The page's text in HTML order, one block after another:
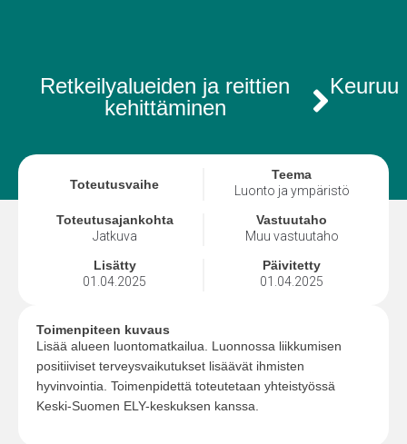
Retkeilyalueiden ja reittien
kehittäminen
Keuruu
Toteutusvaihe
Teema
Luonto ja ympäristö
Toteutusajankohta
Jatkuva
Vastuutaho
Muu vastuutaho
Lisätty
01.04.2025
Päivitetty
01.04.2025
Toimenpiteen kuvaus
Lisää alueen luontomatkailua. Luonnossa liikkumisen
positiiviset terveysvaikutukset lisäävät ihmisten
hyvinvointia. Toimenpidettä toteutetaan yhteistyössä
Keski-Suomen ELY-keskuksen kanssa.